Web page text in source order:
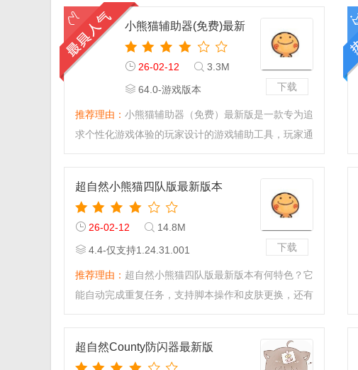
下载
小熊猫辅助器(免费)最新
版官方版
26-02-12
3.3M
64.0-游戏版本
推荐理由： 小熊猫辅助器（免费）最新版是一款专为追
求个性化游戏体验的玩家设计的游戏辅助工具，玩家通
下载
超自然小熊猫四队版最新版本
26-02-12
14.8M
4.4-仅支持1.24.31.001
推荐理由： 超自然小熊猫四队版最新版本有何特色？它
能自动完成重复任务，支持脚本操作和皮肤更换，还有
超自然County防闪器最新版